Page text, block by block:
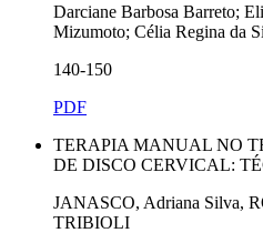
Darciane Barbosa Barreto;
Mizumoto; Célia Regina da
140-150
PDF
TERAPIA MANUAL NO
DE DISCO CERVICAL:
JANASCO, Adriana Silva,
TRIBIOLI